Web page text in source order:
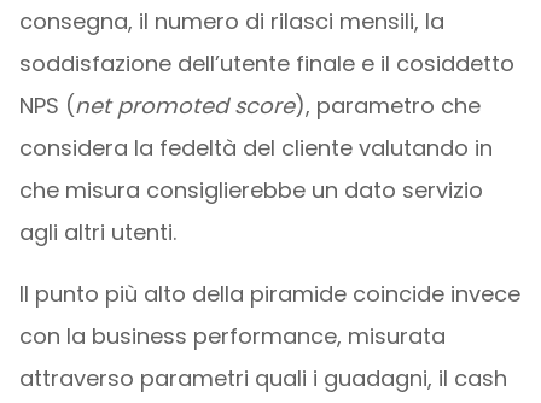
consegna, il numero di rilasci mensili, la
soddisfazione dell’utente finale e il cosiddetto
NPS (net promoted score), parametro che
considera la fedeltà del cliente valutando in
che misura consiglierebbe un dato servizio
agli altri utenti.
Il punto più alto della piramide coincide invece
con la business performance, misurata
attraverso parametri quali i guadagni, il cash